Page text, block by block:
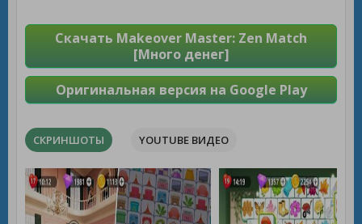
Скачать Makeover Master: Zen Match
[Много денег]
Оригинальная версия на Google Play
СКРИНШОТЫ YOUTUBE ВИДЕО